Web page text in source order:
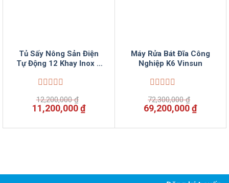
Tủ Sấy Nông Sản Điện
Tự Động 12 Khay Inox 1
Sản VinSun
Được
xếp
hạng
5
12,200,000₫
Giá
gốc
là:
11,200,000₫Giá
hiện
tại
Máy Rửa Bát Đĩa Công
Nghiệp K6 Vinsun
Được
xếp
hạng
5
72,300,000₫
Giá
gốc
là:
69,200,000₫Giá
tại